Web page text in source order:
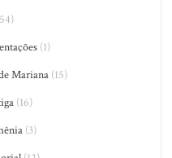
(1)
Mariana(15)
(16)
(3)